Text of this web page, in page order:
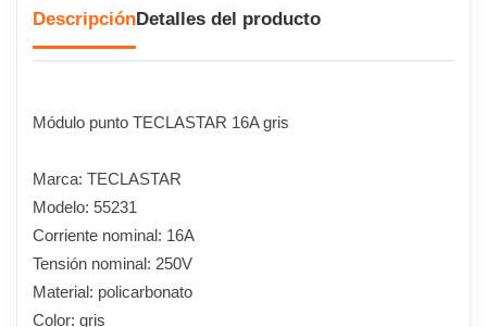
DescripciónDetalles del producto
Módulo punto TECLASTAR 16A gris
Marca: TECLASTAR
Modelo: 55231
Corriente nominal: 16A
Tensión nominal: 250V
Material: policarbonato
Color: gris